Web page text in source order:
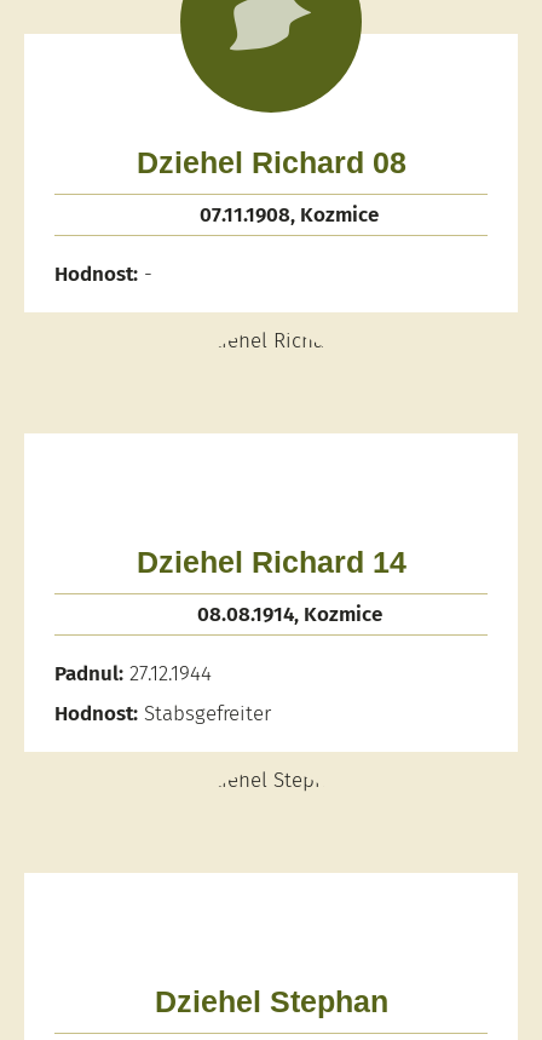
Dziehel Richard 08
07.11.1908, Kozmice
Hodnost: -
Dziehel Richard 14
08.08.1914, Kozmice
Padnul: 27.12.1944
Hodnost: Stabsgefreiter
Dziehel Stephan